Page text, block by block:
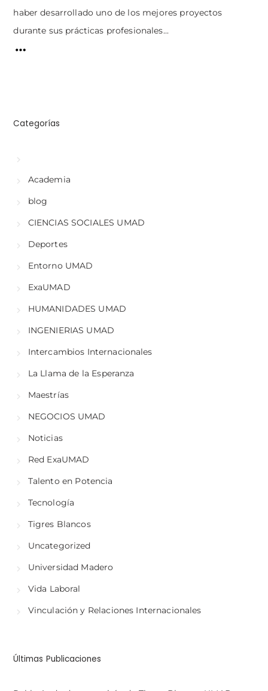
haber desarrollado uno de los mejores proyectos
durante sus prácticas profesionales...
Categorías
Academia
blog
CIENCIAS SOCIALES UMAD
Deportes
Entorno UMAD
ExaUMAD
HUMANIDADES UMAD
INGENIERIAS UMAD
Intercambios Internacionales
La Llama de la Esperanza
Maestrías
NEGOCIOS UMAD
Noticias
Red ExaUMAD
Talento en Potencia
Tecnología
Tigres Blancos
Uncategorized
Universidad Madero
Vida Laboral
Vinculación y Relaciones Internacionales
Últimas Publicaciones